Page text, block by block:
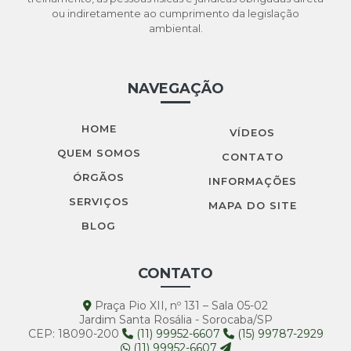
Logistica reversa cetesb
Logística reversa meio ambiente
Manifesto de transporte de resíduos são paulo
Orçamento pgrs
Outorga de água
Outorga de água para poço artesiano
Outorga de água para poço artesiano em são paulo
Outorga de uso de água subterrânea
ou indiretamente ao cumprimento da legislação
ambiental.
NAVEGAÇÃO
HOME
QUEM SOMOS
ÓRGÃOS
SERVIÇOS
BLOG
VÍDEOS
CONTATO
INFORMAÇÕES
MAPA DO SITE
CONTATO
Praça Pio XII, nº 131 – Sala 05-02
Jardim Santa Rosália - Sorocaba/SP
CEP: 18090-200
(11) 99952-6607
(15) 99787-2929
(11) 99952-6607